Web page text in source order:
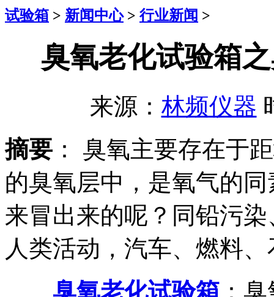
试验箱 > 新闻中心> 行业新闻 >
臭氧老化试验箱
来源： 林频仪器
摘要 ： 臭氧主要存在于
的臭氧层中，是氧气的
来冒出来的呢？同铅污
人类活动，汽车、燃料、
臭氧老化试验箱 ：